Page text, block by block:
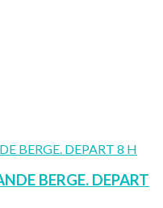
BERGE. DEPART